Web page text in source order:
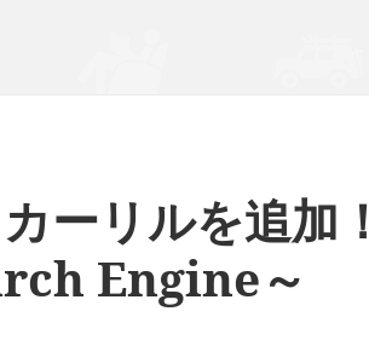
ーリルを追加！
Engine～